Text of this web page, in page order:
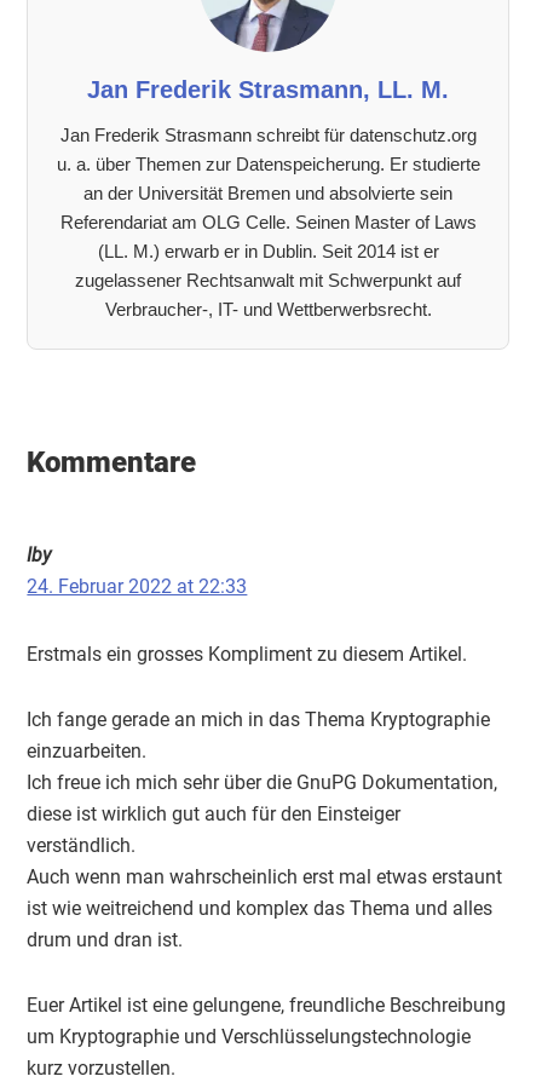
Jan Frederik Strasmann, LL. M.
Jan Frederik Strasmann schreibt für datenschutz.org
u. a. über Themen zur Datenspeicherung. Er studierte
an der Universität Bremen und absolvierte sein
Referendariat am OLG Celle. Seinen Master of Laws
(LL. M.) erwarb er in Dublin. Seit 2014 ist er
zugelassener Rechtsanwalt mit Schwerpunkt auf
Verbraucher-, IT- und Wettberwerbsrecht.
Interaktionen
Kommentare
Iby
24. Februar 2022 at 22:33
Erstmals ein grosses Kompliment zu diesem Artikel.
Ich fange gerade an mich in das Thema Kryptographie
einzuarbeiten.
Ich freue ich mich sehr über die GnuPG Dokumentation,
diese ist wirklich gut auch für den Einsteiger
verständlich.
Auch wenn man wahrscheinlich erst mal etwas erstaunt
ist wie weitreichend und komplex das Thema und alles
drum und dran ist.
Euer Artikel ist eine gelungene, freundliche Beschreibung
um Kryptographie und Verschlüsselungstechnologie
kurz vorzustellen.